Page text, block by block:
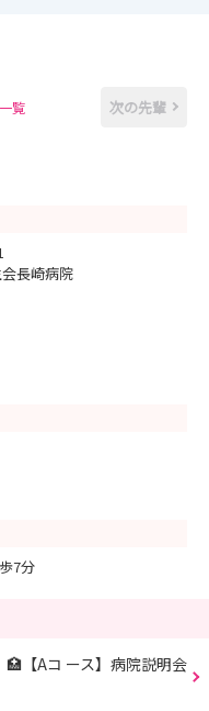
覧 次の先輩
長崎病院
7分
🏥【Aコ ース】病院説明会